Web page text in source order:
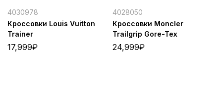
4030978
Кроссовки Louis Vuitton
Trainer
17,999₽
4028050
Кроссовки Moncler
Trailgrip Gore-Tex
24,999₽